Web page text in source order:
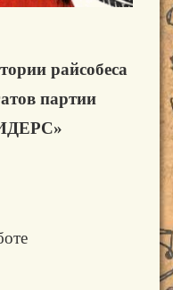
райсобеса
партии